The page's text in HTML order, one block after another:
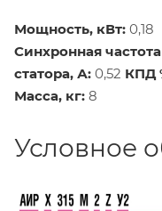
Мощность, кВт: 0,18
Синхронная
статора, А: 0,52 КПД
Масса, кг: 8
Условное